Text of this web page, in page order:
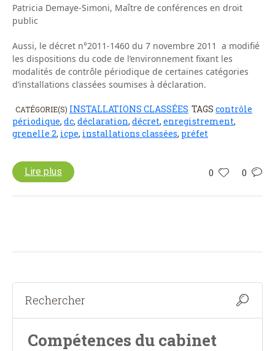
Patricia Demaye-Simoni, Maître de conférences en droit
public
Aussi, le décret n°2011-1460 du 7 novembre 2011 a modifié
les dispositions du code de l’environnement fixant les
modalités de contrôle périodique de certaines catégories
d’installations classées soumises à déclaration.
CATÉGORIE(S) INSTALLATIONS CLASSÉES TAGS contrôle
périodique, dc, déclaration, décret, enregistrement,
grenelle 2, icpe, installations classées, préfet
0 0
Lire plus
Compétences du cabinet